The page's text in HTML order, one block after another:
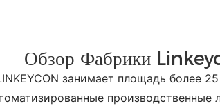
Обзор Фабрики
занимает площадь более
производственные